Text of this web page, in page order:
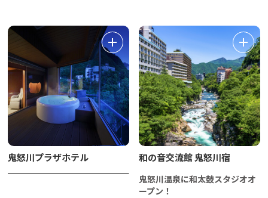
鬼怒川プラザホテル 和の音交流館 鬼怒川宿
鬼怒川温泉に和太鼓スタジオオ
ープン！